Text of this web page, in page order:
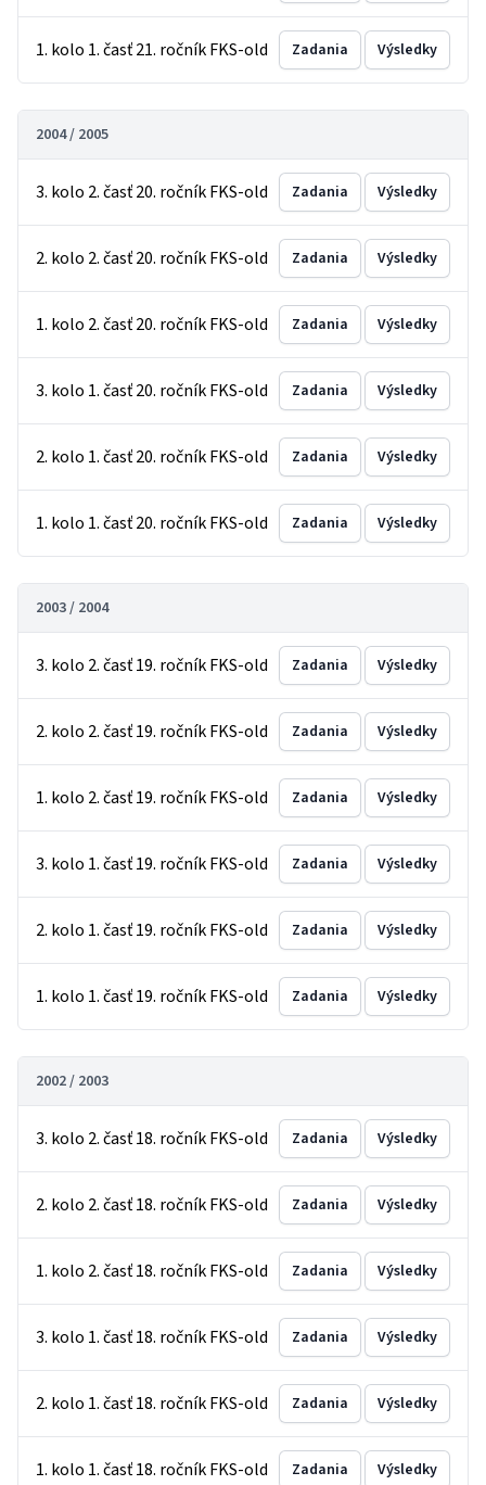
1. kolo 1. časť 21. ročník FKS-old Zadania Výsledky
2004 / 2005
3. kolo 2. časť 20. ročník FKS-old Zadania Výsledky
2. kolo 2. časť 20. ročník FKS-old Zadania Výsledky
1. kolo 2. časť 20. ročník FKS-old Zadania Výsledky
3. kolo 1. časť 20. ročník FKS-old Zadania Výsledky
2. kolo 1. časť 20. ročník FKS-old Zadania Výsledky
1. kolo 1. časť 20. ročník FKS-old Zadania Výsledky
2003 / 2004
3. kolo 2. časť 19. ročník FKS-old Zadania Výsledky
2. kolo 2. časť 19. ročník FKS-old Zadania Výsledky
1. kolo 2. časť 19. ročník FKS-old Zadania Výsledky
3. kolo 1. časť 19. ročník FKS-old Zadania Výsledky
2. kolo 1. časť 19. ročník FKS-old Zadania Výsledky
1. kolo 1. časť 19. ročník FKS-old Zadania Výsledky
2002 / 2003
3. kolo 2. časť 18. ročník FKS-old Zadania Výsledky
2. kolo 2. časť 18. ročník FKS-old Zadania Výsledky
1. kolo 2. časť 18. ročník FKS-old Zadania Výsledky
3. kolo 1. časť 18. ročník FKS-old Zadania Výsledky
2. kolo 1. časť 18. ročník FKS-old Zadania Výsledky
1. kolo 1. časť 18. ročník FKS-old Zadania Výsledky